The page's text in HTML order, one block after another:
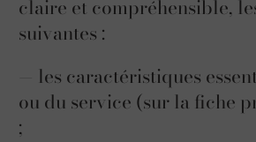
claire et compréhensible,
suivantes :
— les caractéristiques
ou du service (sur la fiche
;